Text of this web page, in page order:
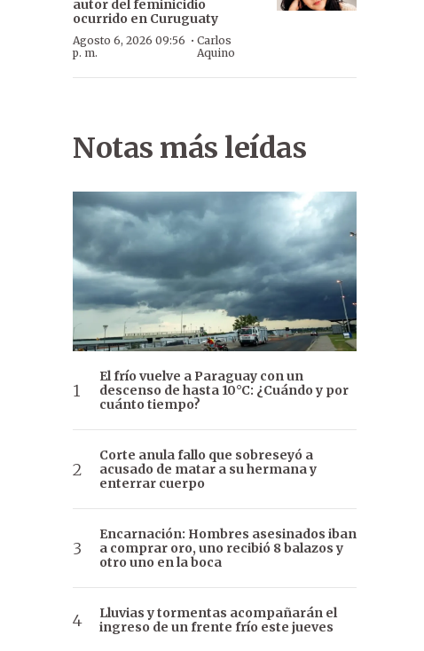
autor del feminicidio
ocurrido en Curuguaty
Agosto 6, 2026 09:56
p. m.
·Carlos
Aquino
Notas más leídas
El frío vuelve a Paraguay con un
descenso de hasta 10°C: ¿Cuándo y por
cuánto tiempo?
Corte anula fallo que sobreseyó a
acusado de matar a su hermana y
enterrar cuerpo
Encarnación: Hombres asesinados iban
a comprar oro, uno recibió 8 balazos y
otro uno en la boca
Lluvias y tormentas acompañarán el
ingreso de un frente frío este jueves